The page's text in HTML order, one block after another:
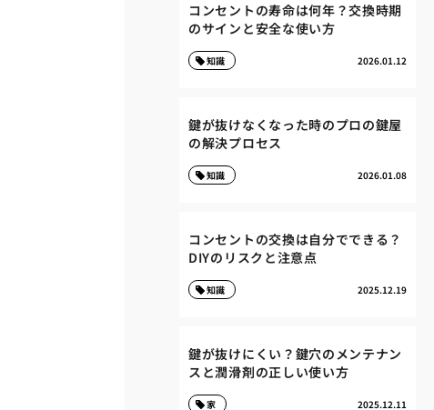
コンセントの寿命は何年？交換時期
のサインと安全な使い方
2026.01.12
知識
鍵が抜けなくなった時のプロの鍵屋
の解決プロセス
2026.01.08
知識
コンセントの交換は自分でできる？
DIYのリスクと注意点
2025.12.19
知識
鍵が抜けにくい？鍵穴のメンテナン
スと潤滑剤の正しい使い方
2025.12.11
家